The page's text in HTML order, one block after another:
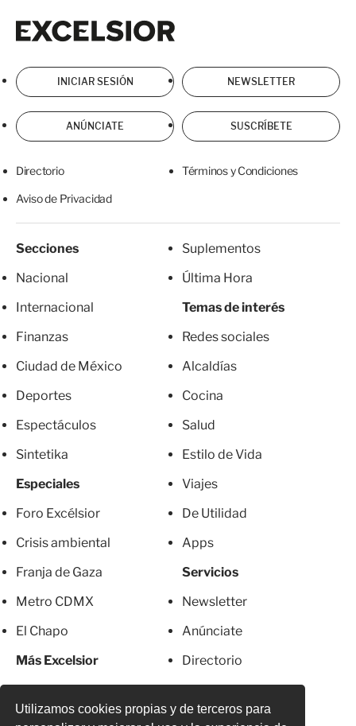
Utilizamos cookies propias y de terceros para
INICIAR SESIÓN NEWSLETTER
ANÚNCIATE SUSCRÍBETE
Directorio Términos y Condiciones
Aviso de Privacidad
Secciones
Nacional
Internacional
Finanzas
Ciudad de México
Deportes
Espectáculos
Sintetika
Especiales
Foro Excélsior
Crisis ambiental
Franja de Gaza
Metro CDMX
El Chapo
Más Excelsior
Suplementos
Última Hora
Temas de interés
Redes sociales
Alcaldías
Cocina
Salud
Estilo de Vida
Viajes
De Utilidad
Apps
Servicios
Newsletter
Anúnciate
Directorio